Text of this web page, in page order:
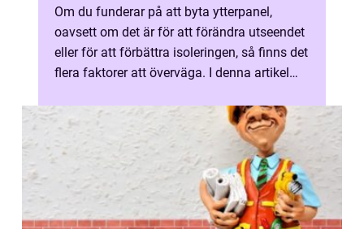
Om du funderar på att byta ytterpanel,
oavsett om det är för att förändra utseendet
eller för att förbättra isoleringen, så finns det
flera faktorer att överväga. I denna artikel